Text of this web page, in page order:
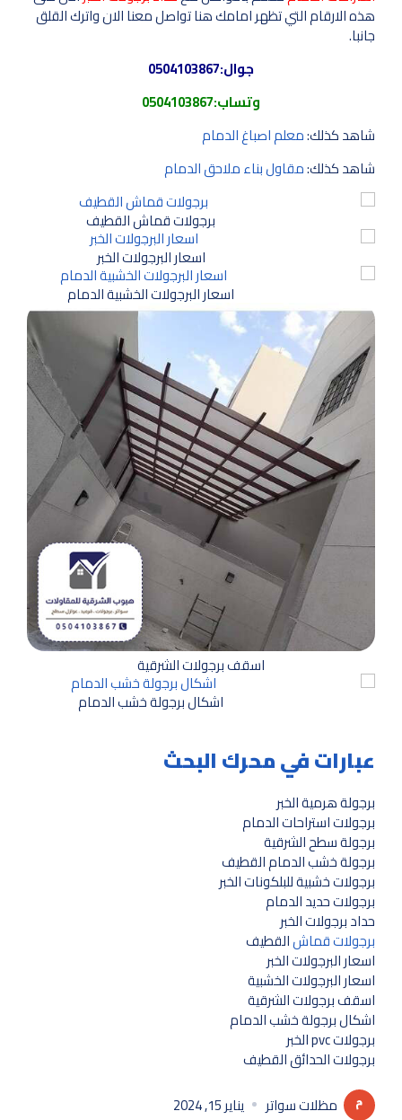
هذه الارقام التي تظهر امامك هنا تواصل معنا الان واترك القلق
جانبا.
جوال:0504103867
وتساب:0504103867
شاهد كذلك:معلم اصباغ الدمام
شاهد كذلك:مقاول بناء ملاحق الدمام
برجولات قماش القطيف
اسعار البرجولات الخبر
اسعار البرجولات الخشبية الدمام
اسقف برجولات الشرقية
اشكال برجولة خشب الدمام
عبارات في محرك البحث
برجولة هرمية الخبر
برجولات استراحات الدمام
برجولة سطح الشرقية
برجولة خشب الدمام القطيف
برجولات خشبية للبلكونات الخبر
برجولات حديد الدمام
حداد برجولات الخبر
برجولات قماشالقطيف
اسعار البرجولات الخبر
اسعار البرجولات الخشبية
اسقف برجولات الشرقية
اشكال برجولة خشب الدمام
برجولات pvc الخبر
برجولات الحدائق القطيف
مظلات سواتر
يناير 15, 2024